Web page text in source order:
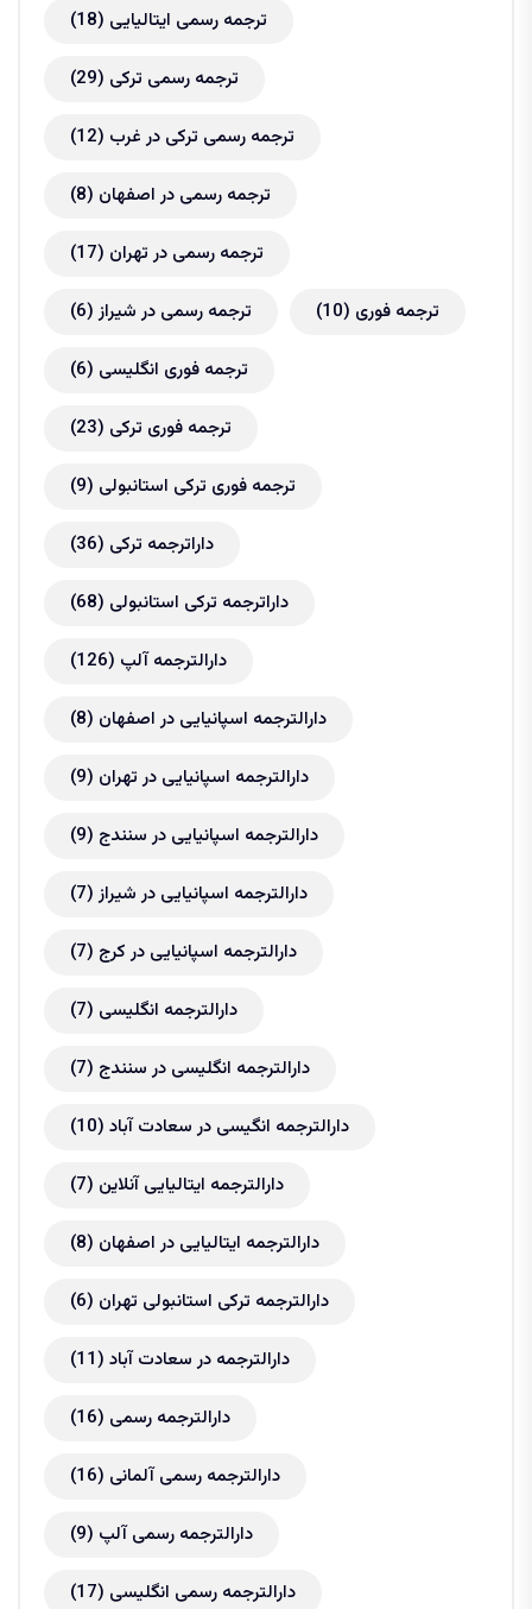
ترجمه رسمی ایتالیایی (18)
ترجمه رسمی ترکی (29)
ترجمه رسمی ترکی در غرب (12)
ترجمه رسمی در اصفهان (8)
ترجمه رسمی در تهران (17)
ترجمه رسمی در شیراز(6) ترجمه فوری (10)
ترجمه فوری انگلیسی (6)
ترجمه فوری ترکی (23)
ترجمه فوری ترکی استانبولی (9)
داراترجمه ترکی (36)
داراترجمه ترکی استانبولی (68)
دارالترجمه آلپ (126)
دارالترجمه اسپانیایی در اصفهان (8)
دارالترجمه اسپانیایی در تهران (9)
دارالترجمه اسپانیایی در سنندج (9)
دارالترجمه اسپانیایی در شیراز(7)
دارالترجمه اسپانیایی در کرج (7)
دارالترجمه انگلیسی (7)
دارالترجمه انگلیسی در سنندج (7)
دارالترجمه انگیسی در سعادت آباد (10)
دارالترجمه ایتالیایی آنلاین (7)
دارالترجمه ایتالیایی در اصفهان (8)
دارالترجمه ترکی استانبولی تهران (6)
دارالترجمه در سعادت آباد (11)
دارالترجمه رسمی (16)
دارالترجمه رسمی آلمانی (16)
دارالترجمه رسمی آلپ (9)
دارالترجمه رسمی انگلیسی (17)